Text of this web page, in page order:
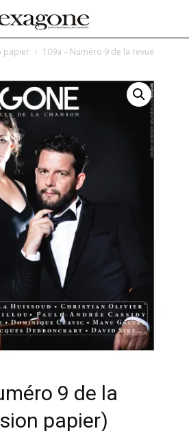
papier
109a – Numéro 9 de la revue
9 de la
papier)